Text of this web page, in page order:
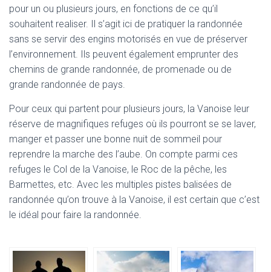
pour un ou plusieurs jours, en fonctions de ce qu’il
souhaitent realiser. Il s’agit ici de pratiquer la randonnée
sans se servir des engins motorisés en vue de préserver
l’environnement. Ils peuvent également emprunter des
chemins de grande randonnée, de promenade ou de
grande randonnée de pays.
Pour ceux qui partent pour plusieurs jours, la Vanoise leur
réserve de magnifiques refuges où ils pourront se se laver,
manger et passer une bonne nuit de sommeil pour
reprendre la marche des l’aube. On compte parmi ces
refuges le Col de la Vanoise, le Roc de la pêche, les
Barmettes, etc. Avec les multiples pistes balisées de
randonnée qu’on trouve à la Vanoise, il est certain que c’est
le idéal pour faire la randonnée.